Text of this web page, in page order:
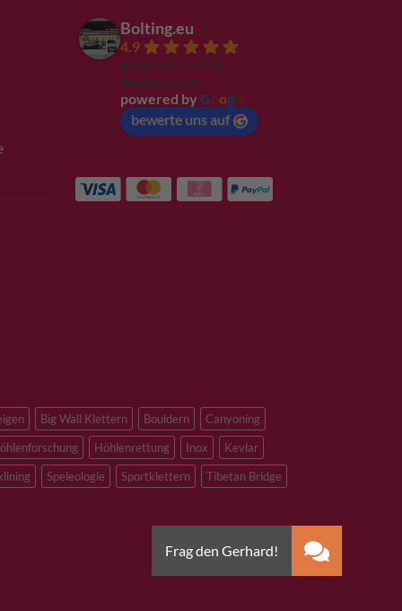
Bolting.eu
4.9
Basierend auf 94
Bewertungen
powered by G ogl
bewerte uns auf
Big Wall Klettern Bouldern
Canyoning
Höhlenrettung Inox
Kevlar
Speleologie Sportklettern
Tibetan Bridge